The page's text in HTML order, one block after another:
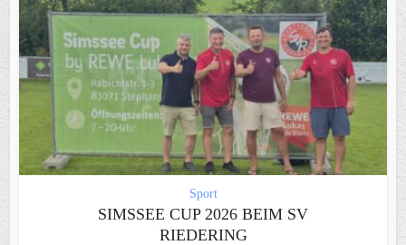
Sport
SIMSSEE CUP 2026 BEIM SV
RIEDERING